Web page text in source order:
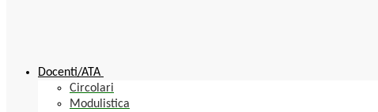
Docenti/ATA
Circolari
Modulistica